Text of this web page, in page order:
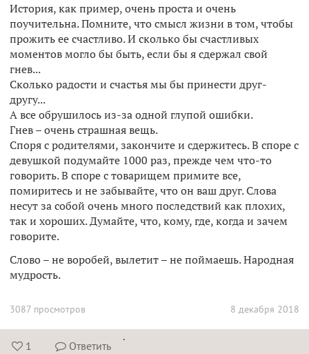
История, как пример, очень проста и очень
поучительна. Помните, что смысл жизни в том, чтобы
прожить ее счастливо. И сколько бы счастливых
моментов могло бы быть, если бы я сдержал свой
гнев...
Сколько радости и счастья мы бы принести друг-
другу...
А все обрушилось из-за одной глупой ошибки.
Гнев – очень страшная вещь.
Споря с родителями, закончите и сдержитесь. В споре с
девушкой подумайте 1000 раз, прежде чем что-то
говорить. В споре с товарищем примите все,
помиритесь и не забывайте, что он ваш друг. Слова
несут за собой очень много последствий как плохих,
так и хороших. Думайте, что, кому, где, когда и зачем
говорите.
Слово – не воробей, вылетит – не поймаешь. Народная
мудрость.
8 декабря 2018
3087 просмотров
 1  Ответить
.